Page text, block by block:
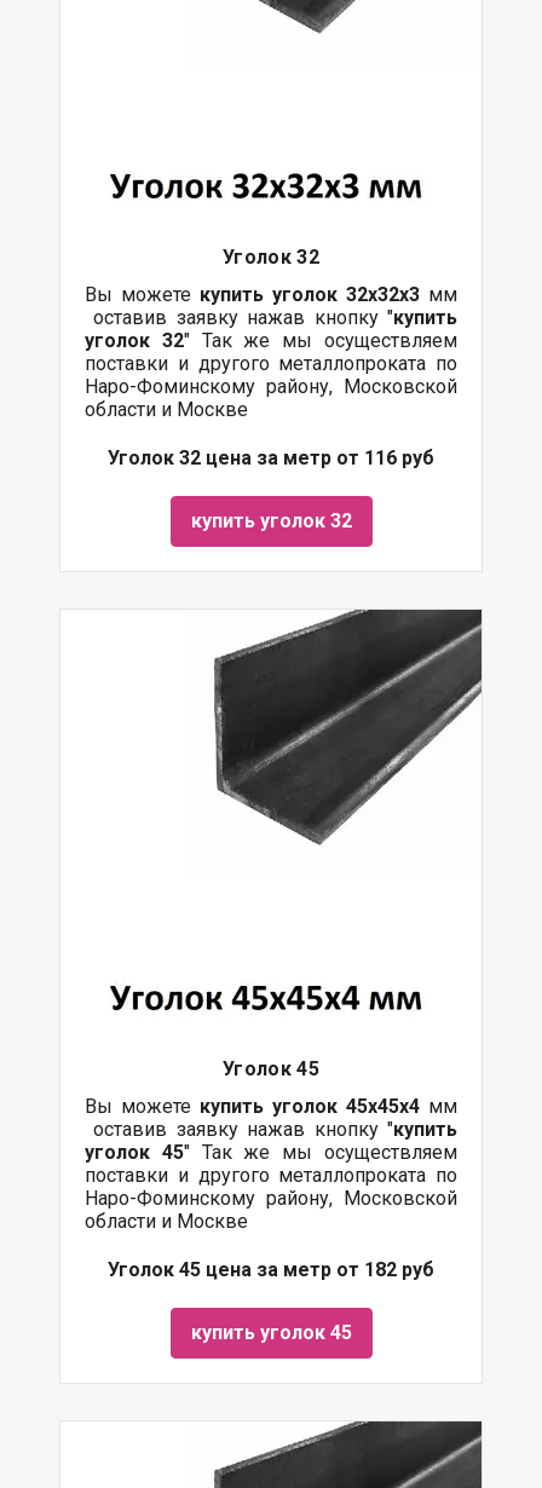
Уголок 32
Вы можете купить уголок 32х32х3 мм
оставив заявку нажав кнопку "купить
уголок 32" Так же мы осуществляем
поставки и другого металлопроката по
Наро-Фоминскому району, Московской
области и Москве
Уголок 32 цена за метр от 116 руб
купить уголок 32
Уголок 45
Вы можете купить уголок 45х45х4 мм
оставив заявку нажав кнопку "купить
уголок 45" Так же мы осуществляем
поставки и другого металлопроката по
Наро-Фоминскому району, Московской
области и Москве
Уголок 45 цена за метр от 182 руб
купить уголок 45